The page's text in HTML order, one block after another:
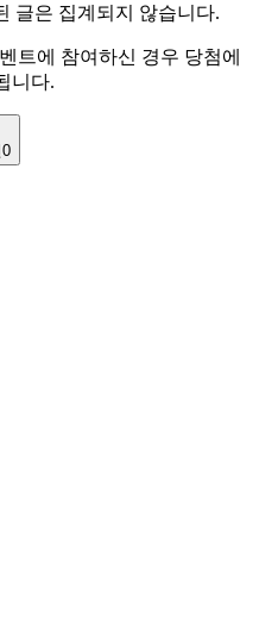
글은 집계되지 않습니다.
트에 참여하신 경우 당첨에
니다.
0